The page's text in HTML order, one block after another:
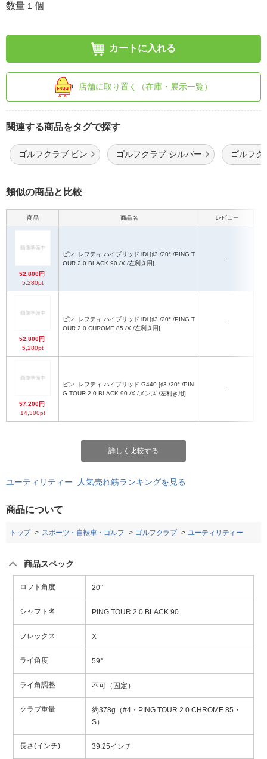
数量 1 個
カートに入れる
店舗に取り置く（在庫・展示一覧）
関連する商品をタグで探す
ゴルフクラブ ピン ゴルフクラブ シルバー ゴルフク
類似の商品と比較
商品 商品名 レビュー
52,800円
5,280pt
ピン
OUR 2.0 BLACK 90 /X /左利き用]
-
52,800円
5,280pt
ピン
OUR 2.0 CHROME 85 /X /左利き用]
-
57,200円
14,300pt
ピン
G TOUR 2.0 BLACK 90 /X /メンズ /左利き用]
-
詳しく比較する
ユーティリティー 人気売れ筋ランキングを見る
商品について
トップ スポーツ・自転車・ゴルフ ゴルフクラブ ユーティリティー
商品スペック
ロフト角度 20°
シャフト名 PING TOUR 2.0 BLACK 90
フレックス X
ライ角度 59°
ライ角調整 不可（固定）
クラブ重量
約378g（#4・PING TOUR 2.0 CHROME 85・
S）
長さ(インチ) 39.25インチ